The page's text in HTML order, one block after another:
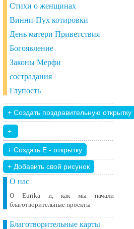
Стихи о женщинах
Винни-Пух котировки
День матери Приветствия
Богоявление
Законы Мерфи
сострадания
Глупость
+ Добавить свой ​​рисунок
О нас
О Eurika и, как мы начали
благотворительные проекты
Благотворительные карты